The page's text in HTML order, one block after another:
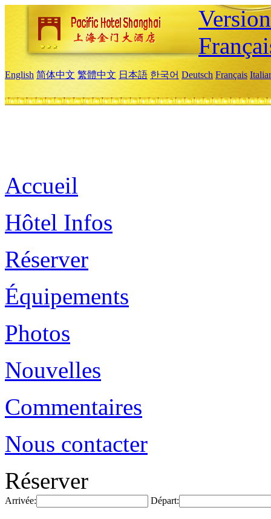
English 简体中文 繁體中文 日本語 한국어 Deutsch Français
Accueil
Hôtel Infos
Réserver
Équipements
Photos
Nouvelles
Commentaires
Nous contacter
Réserver
Arrivée: Départ: